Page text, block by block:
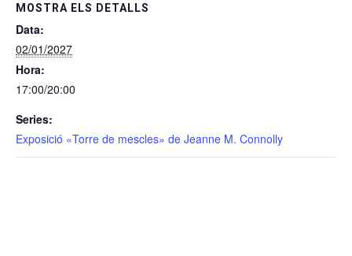
MOSTRA ELS DETALLS
Data:
02/01/2027
Hora:
17:00/20:00
Series:
Exposició «Torre de mescles» de Jeanne M. Connolly